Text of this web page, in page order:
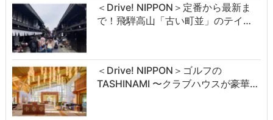
＜Drive! NIPPON＞定番から最新ま
で！飛騨高山「古い町並」のテイ…
＜Drive! NIPPON＞ゴルフの
TASHINAMI 〜クラブハウスが豪華…